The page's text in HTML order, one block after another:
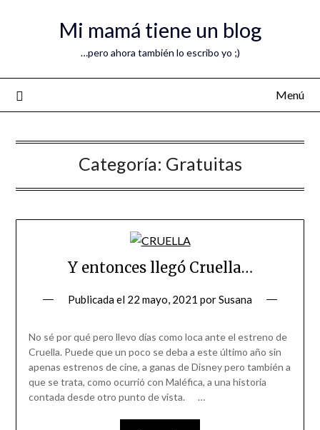
Mi mamá tiene un blog
…pero ahora también lo escribo yo ;)
Menú
Categoría: Gratuitas
Y entonces llegó Cruella…
Publicada el 22 mayo, 2021 porSusana
No sé por qué pero llevo días como loca ante el estreno de
Cruella. Puede que un poco se deba a este último año sin
apenas estrenos de cine, a ganas de Disney pero también a
que se trata, como ocurrió con Maléfica, a una historia
contada desde otro punto de vista. …